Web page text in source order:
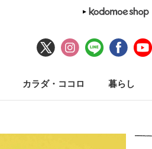
カラダ・ココロ 暮らし